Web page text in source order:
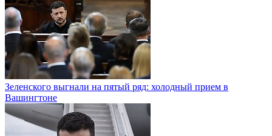
Зеленского выгнали на пятый ряд: холодный прием в
Вашингтоне